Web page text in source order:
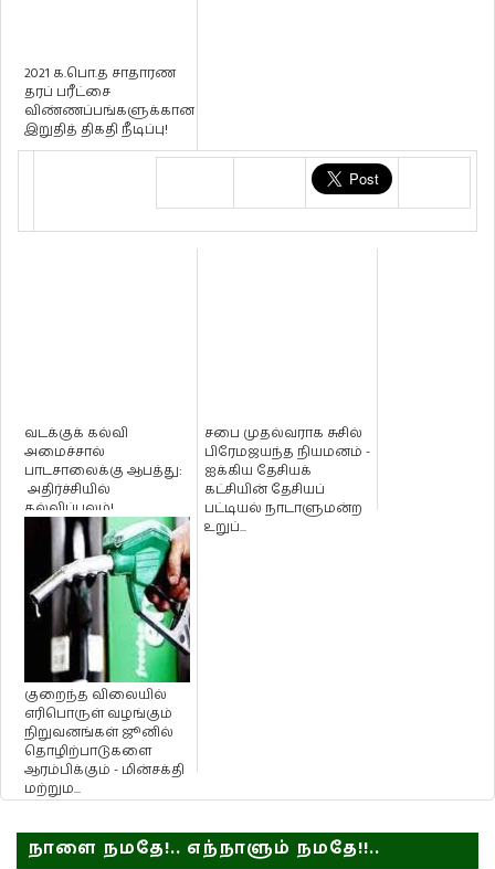
2021 க.பொ.த சாதாரண
தரப் பரீட்சை
விண்ணப்பங்களுக்கான
இறுதித் திகதி நீடிப்பு!
வடக்குக் கல்வி
அமைச்சால்
பாடசாலைக்கு ஆபத்து:
அதிர்ச்சியில்
கல்விப்புலம்!
சபை முதல்வராக சுசில்
பிரேமஜயந்த நியமனம் -
ஐக்கிய தேசியக்
கட்சியின் தேசியப்
பட்டியல் நாடாளுமன்ற
உறுப்...
குறைந்த விலையில்
எரிபொருள் வழங்கும்
நிறுவனங்கள் ஜூனில்
தொழிற்பாடுகளை
ஆரம்பிக்கும் - மின்சக்தி
மற்றும...
நாளை நமதே!.. எந்நாளும் நமதே!!..